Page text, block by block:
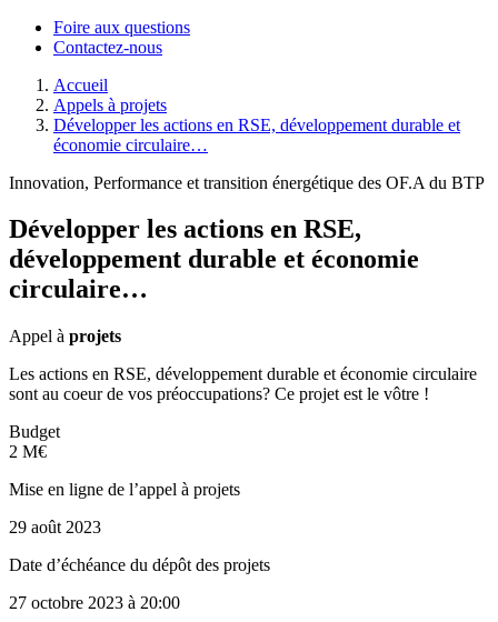
Foire aux questions
Contactez-nous
Accueil
Appels à projets
Développer les actions en RSE, développement durable et
économie circulaire…
Innovation, Performance et transition énergétique des OF.A du BTP
Développer les actions en RSE,
développement durable et économie
circulaire…
Appel à projets
Les actions en RSE, développement durable et économie circulaire
sont au coeur de vos préoccupations? Ce projet est le vôtre !
Budget
2 M€
Mise en ligne de l’appel à projets
29 août 2023
Date d’échéance du dépôt des projets
27 octobre 2023 à 20:00